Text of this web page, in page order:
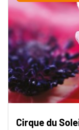
Cirque du